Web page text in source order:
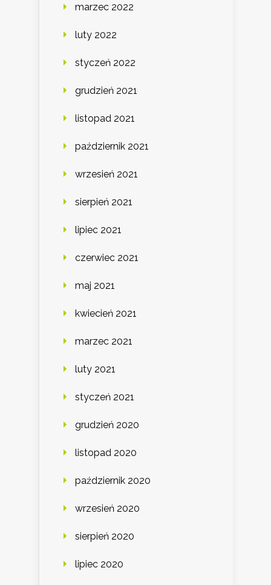
marzec 2022
luty 2022
styczeń 2022
grudzień 2021
listopad 2021
październik 2021
wrzesień 2021
sierpień 2021
lipiec 2021
czerwiec 2021
maj 2021
kwiecień 2021
marzec 2021
luty 2021
styczeń 2021
grudzień 2020
listopad 2020
październik 2020
wrzesień 2020
sierpień 2020
lipiec 2020